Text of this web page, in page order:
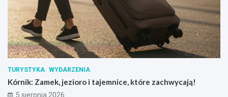
TURYSTYKA WYDARZENIA
Kórnik: Zamek, jezioro i tajemnice, które zachwycają!
5 sierpnia 2026